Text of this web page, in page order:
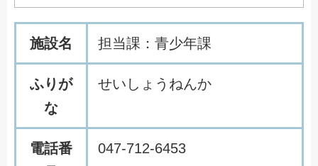
施設名 担当課：青少年課
ふりが
な
せいしょうねんか
電話番
047-712-6453